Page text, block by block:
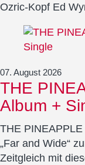
Ozric-Kopf Ed
07. August 2026
THE
Album +
THE
„Far and Wide“
Zeitgleich mit